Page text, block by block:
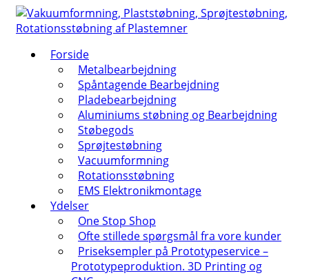
↓
Hop
hovedindhold
Forside
Metalbearbejdning
Spåntagende Bearbejdning
Pladebearbejdning
Aluminiums støbning og Bearbejdning
Støbegods
Sprøjtestøbning
Vacuumformning
Rotationsstøbning
EMS Elektronikmontage
Ydelser
One Stop Shop
Ofte stillede spørgsmål fra vore kunder
Priseksempler på Prototypeservice –
Prototypeproduktion. 3D Printing og